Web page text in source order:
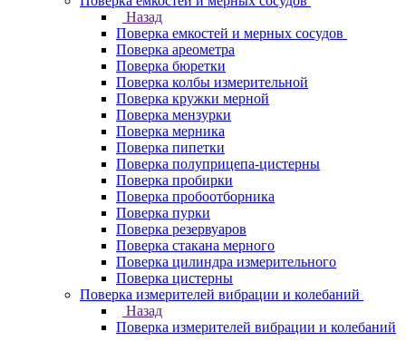
Назад
Поверка емкостей и мерных сосудов
Поверка ареометра
Поверка бюретки
Поверка колбы измерительной
Поверка кружки мерной
Поверка мензурки
Поверка мерника
Поверка пипетки
Поверка полуприцепа-цистерны
Поверка пробирки
Поверка пробоотборника
Поверка пурки
Поверка резервуаров
Поверка стакана мерного
Поверка цилиндра измерительного
Поверка цистерны
Поверка измерителей вибрации и колебаний
Назад
Поверка измерителей вибрации и колебаний